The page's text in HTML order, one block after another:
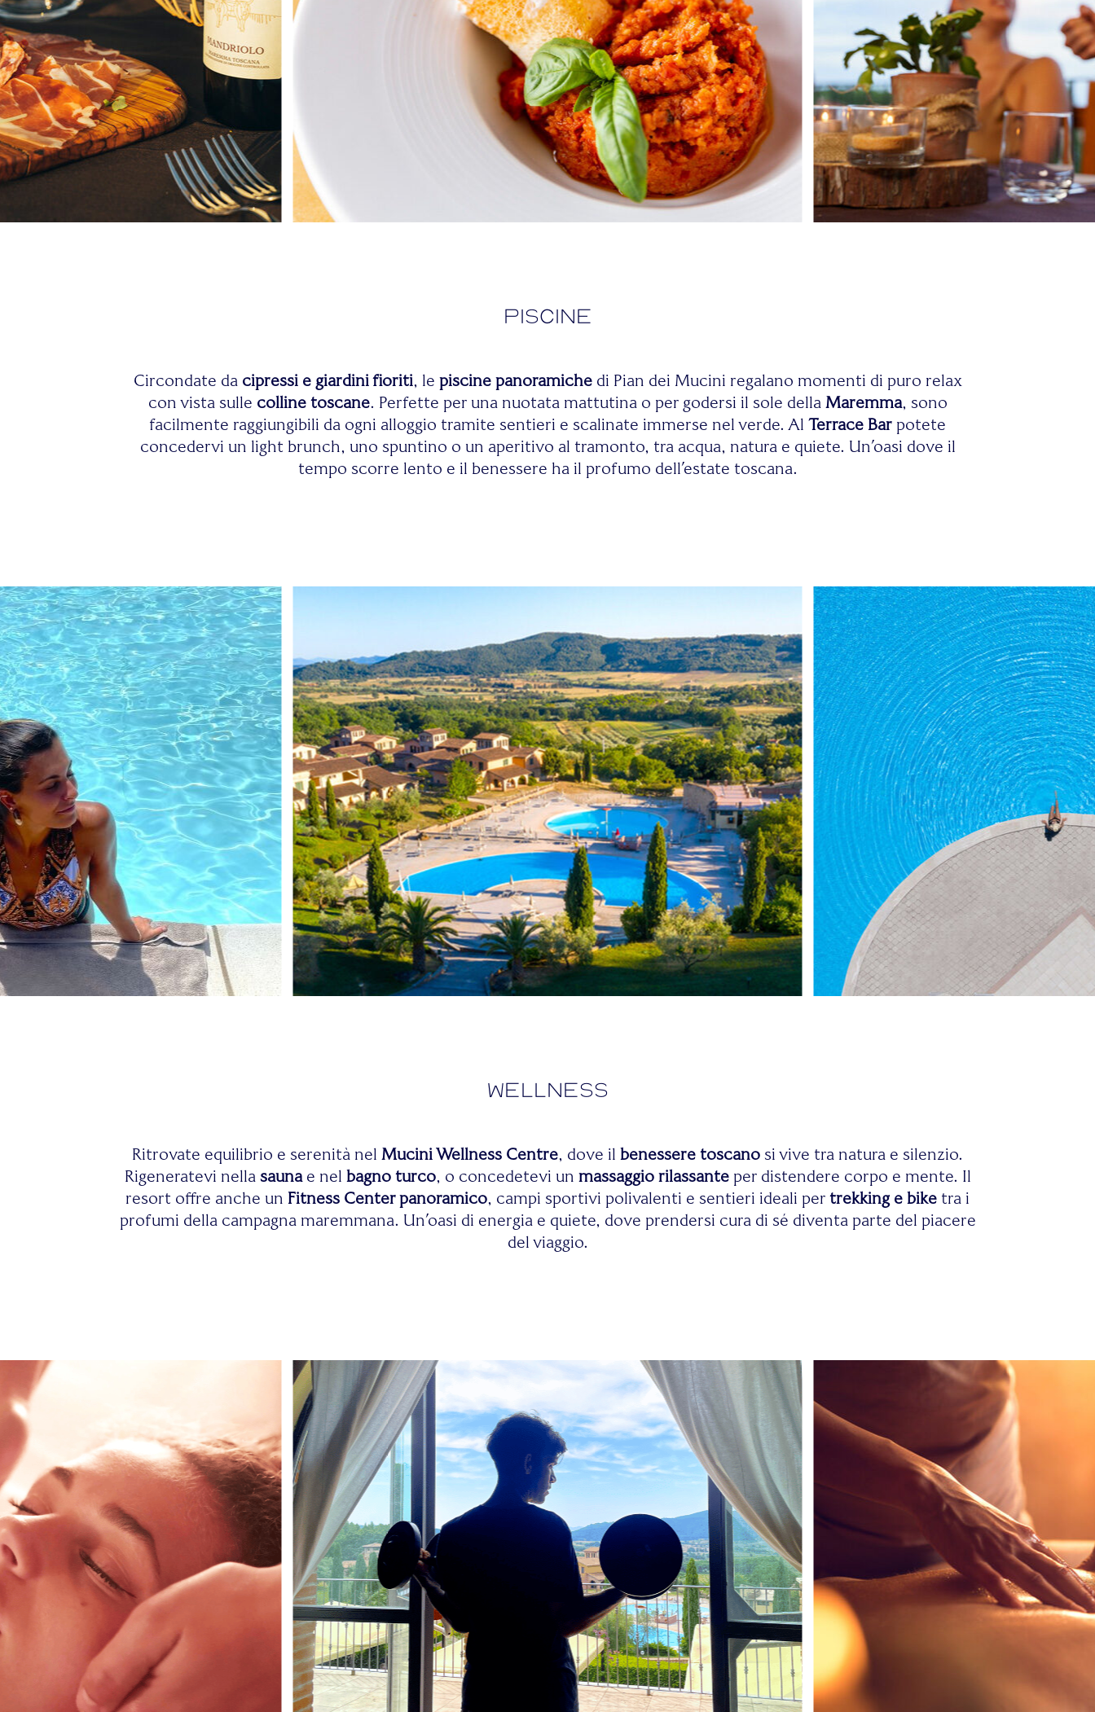
Piscine
Circondate da cipressi e giardini fioriti, le piscine panoramichedi Pian dei Mucini regalano momenti di puro relax
con vista sulle colline toscane. Perfette per una nuotata mattutina o per godersi il sole della Maremma, sono
facilmente raggiungibili da ogni alloggio tramite sentieri e scalinate immerse nel verde. Al Terrace Bar potete
concedervi un light brunch, uno spuntino o un aperitivo al tramonto, tra acqua, natura e quiete. Un’oasi dove il
tempo scorre lento e il benessere ha il profumo dell’estate toscana.
Wellness
Ritrovate equilibrio e serenità nel Mucini Wellness Centre, dove il benessere toscano si vive tra natura e silenzio.
Rigeneratevi nella saunae nel bagno turco, o concedetevi un massaggio rilassanteper distendere corpo e mente. Il
resort offre anche un Fitness Center panoramico, campi sportivi polivalenti e sentieri ideali per trekking e bike tra i
profumi della campagna maremmana. Un’oasi di energia e quiete, dove prendersi cura di sé diventa parte del piacere
del viaggio.